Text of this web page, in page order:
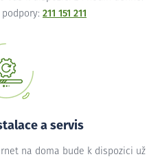
podpory: 211 151 211
a servis
na doma bude k dispozici už